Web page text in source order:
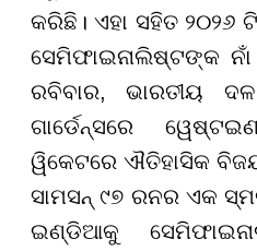
କରିଛି। ଏହା ସହିତ ୨୦୨୬
ସେମିଫାଇନାଲିଷ୍ଟଙ୍କ
ରବିବାର, ଭାରତୀୟ
ଗାର୍ଡେନ୍ସରେ
ୱିକେଟରେ ଐତିହାସିକ
ସାମସନ୍ ୯୭ ରନର ଏକ
ଇଣ୍ଡିଆକୁ